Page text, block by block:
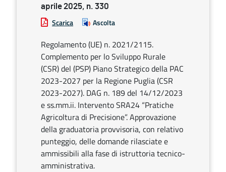
aprile 2025, n. 330
Scarica Ascolta
Regolamento (UE) n. 2021/2115.
Complemento per lo Sviluppo Rurale
(CSR) del (PSP) Piano Strategico della PAC
2023-2027 per la Regione Puglia (CSR
2023-2027). DAG n. 189 del 14/12/2023
e ss.mm.ii. Intervento SRA24 “Pratiche
Agricoltura di Precisione”. Approvazione
della graduatoria provvisoria, con relativo
punteggio, delle domande rilasciate e
ammissibili alla fase di istruttoria tecnico-
amministrativa.